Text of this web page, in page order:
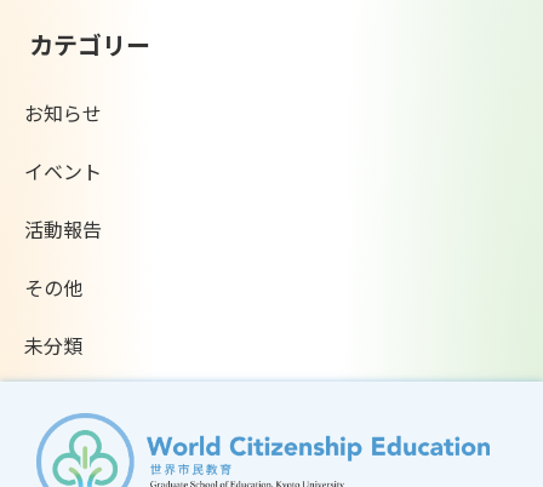
カテゴリー
お知らせ
イベント
活動報告
その他
未分類